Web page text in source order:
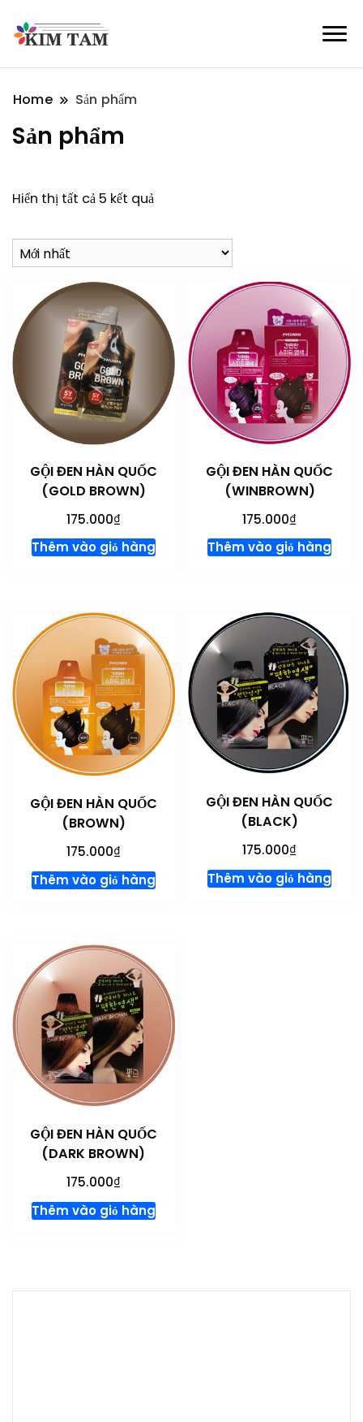
Home Sản phẩm
Sản phẩm
Hiển thị tất cả 5 kết quả
GỘI ĐEN HÀN QUỐC
(GOLD BROWN)
175.000₫
Thêm vào giỏ hàng
GỘI ĐEN HÀN QUỐC
(WINBROWN)
175.000₫
Thêm vào giỏ hàng
GỘI ĐEN HÀN QUỐC
(BROWN)
175.000₫
Thêm vào giỏ hàng
GỘI ĐEN HÀN QUỐC
(BLACK)
175.000₫
Thêm vào giỏ hàng
GỘI ĐEN HÀN QUỐC
(DARK BROWN)
175.000₫
Thêm vào giỏ hàng